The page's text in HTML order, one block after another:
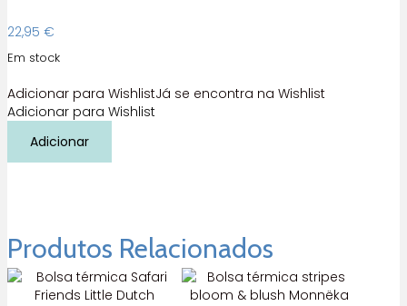
22,95 €
Em stock
Adicionar para WishlistJá se encontra na Wishlist
Adicionar para Wishlist
Bolsa
Apricot
Monnëka
Adicionar
Produtos Relacionados